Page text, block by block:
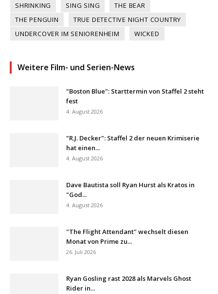
SHRINKING
SING SING
THE BEAR
THE PENGUIN
TRUE DETECTIVE NIGHT COUNTRY
UNDERCOVER IM SENIORENHEIM
WICKED
Weitere Film- und Serien-News
"Boston Blue": Starttermin von Staffel 2 steht
fest
4. August 2026
"R.J. Decker": Staffel 2 der neuen Krimiserie
hat einen...
4. August 2026
Dave Bautista soll Ryan Hurst als Kratos in
"God...
4. August 2026
"The Flight Attendant" wechselt diesen
Monat von Prime zu...
26. Juli 2026
Ryan Gosling rast 2028 als Marvels Ghost
Rider in...